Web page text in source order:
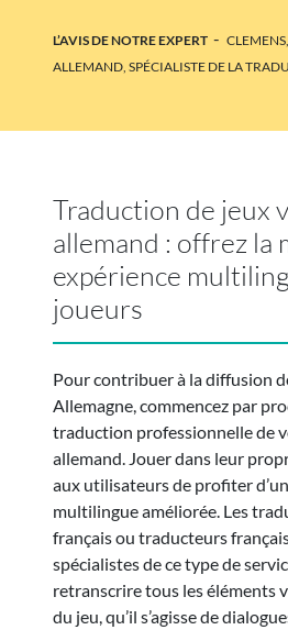
L’AVIS DE NOTRE EXPERT -
ALLEMAND, SPÉCIALISTE DE LA
Traduction de jeux
allemand : offrez la
expérience
joueurs
Pour contribuer à la diffusion
Allemagne, commencez par
traduction professionnelle de
allemand. Jouer dans leur
aux utilisateurs de profiter
multilingue améliorée. Les
français ou traducteurs
spécialistes de ce type de
retranscrire tous les éléments
du jeu, qu’il s’agisse de